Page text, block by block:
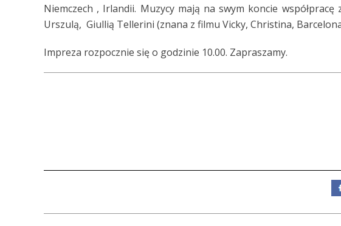
Niemczech , Irlandii. Muzycy mają na swym koncie
Urszulą, Giullią Tellerini (znana z filmu Vicky, Christina,
Impreza rozpocznie się o godzinie 10.00. Zapraszamy.